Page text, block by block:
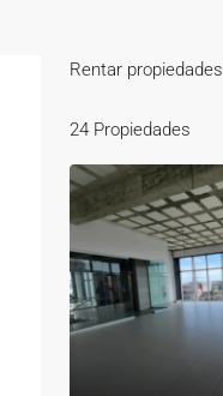
Rentar propiedades
24 Propiedades